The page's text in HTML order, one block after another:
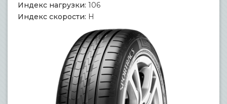
Индекс нагрузки: 106
Индекс скорости: H